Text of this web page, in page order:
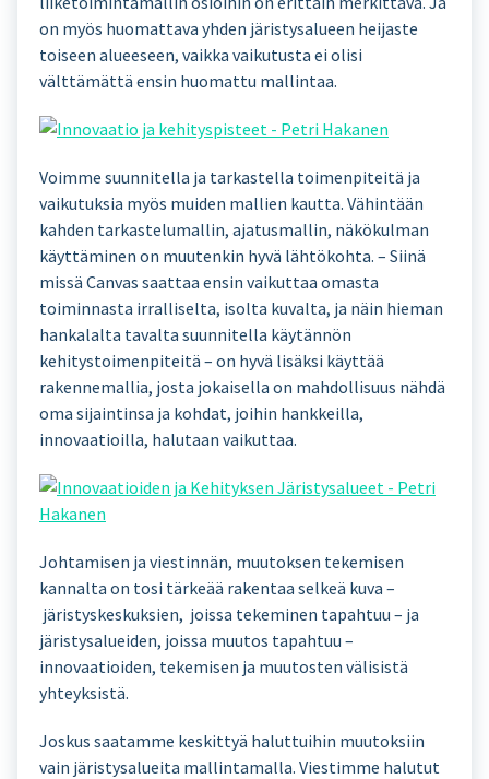
on myös huomattava yhden järistysalueen heijaste
toiseen alueeseen, vaikka vaikutusta ei olisi
välttämättä ensin huomattu mallintaa.
Voimme suunnitella ja tarkastella toimenpiteitä ja
vaikutuksia myös muiden mallien kautta. Vähintään
kahden tarkastelumallin, ajatusmallin, näkökulman
käyttäminen on muutenkin hyvä lähtökohta. – Siinä
missä Canvas saattaa ensin vaikuttaa omasta
toiminnasta irralliselta, isolta kuvalta, ja näin hieman
hankalalta tavalta suunnitella käytännön
kehitystoimenpiteitä – on hyvä lisäksi käyttää
rakennemallia, josta jokaisella on mahdollisuus nähdä
oma sijaintinsa ja kohdat, joihin hankkeilla,
innovaatioilla, halutaan vaikuttaa.
Johtamisen ja viestinnän, muutoksen tekemisen
kannalta on tosi tärkeää rakentaa selkeä kuva –
järistyskeskuksien, joissa tekeminen tapahtuu – ja
järistysalueiden, joissa muutos tapahtuu –
innovaatioiden, tekemisen ja muutosten välisistä
yhteyksistä.
Joskus saatamme keskittyä haluttuihin muutoksiin
vain järistysalueita mallintamalla. Viestimme halutut